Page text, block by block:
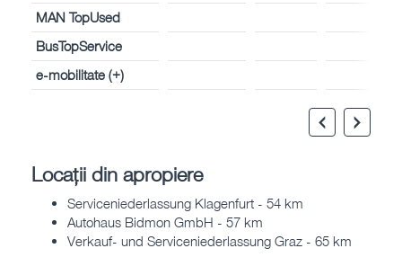
MAN TopUsed
BusTopService
e-mobilitate (+)
Locații din apropiere
Serviceniederlassung Klagenfurt - 54 km
Autohaus Bidmon GmbH - 57 km
Verkauf- und Serviceniederlassung Graz - 65 km